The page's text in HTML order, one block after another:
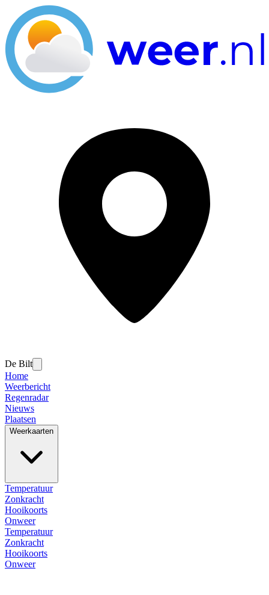
De Bilt
Home
Weerbericht
Regenradar
Nieuws
Plaatsen
Weerkaarten
Temperatuur
Zonkracht
Hooikoorts
Onweer
Temperatuur
Zonkracht
Hooikoorts
Onweer